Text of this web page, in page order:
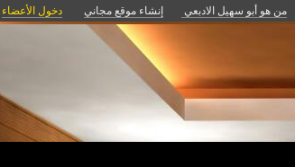
من هو أبو سهيل الادبعي إنشاء موقع مجاني دخول الأعضاء